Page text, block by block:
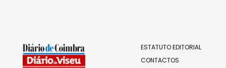
ESTATUTO EDITORIAL
CONTACTOS